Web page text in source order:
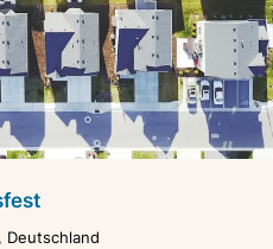
Deutschland